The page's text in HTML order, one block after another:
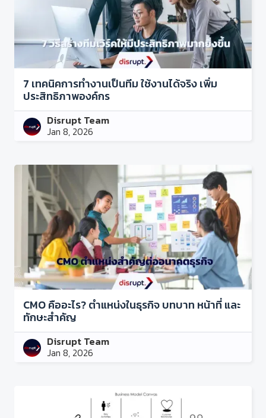
7 เทคนิคการทำงานเป็นทีม ใช้งานได้จริง เพิ่ม
ประสิทธิภาพองค์กร
Disrupt Team
Jan 8, 2026
CMO คืออะไร? ตำแหน่งในธุรกิจ บทบาท หน้าที่ และ
ทักษะสำคัญ
Disrupt Team
Jan 8, 2026